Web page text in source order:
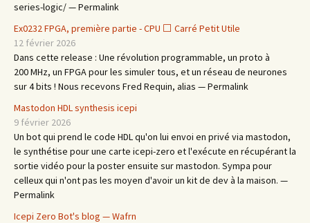
series-logic/ — Permalink
Ex0232 FPGA, première partie - CPU ⬜ Carré Petit Utile
12 février 2026
Dans cette release : Une révolution programmable, un proto à
200 MHz, un FPGA pour les simuler tous, et un réseau de neurones
sur 4 bits ! Nous recevons Fred Requin, alias — Permalink
Mastodon HDL synthesis icepi
9 février 2026
Un bot qui prend le code HDL qu'on lui envoi en privé via mastodon,
le synthétise pour une carte icepi-zero et l'exécute en récupérant la
sortie vidéo pour la poster ensuite sur mastodon. Sympa pour
celleux qui n'ont pas les moyen d'avoir un kit de dev à la maison. —
Permalink
Icepi Zero Bot's blog — Wafrn